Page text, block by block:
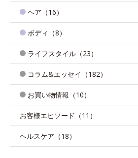
ヘア（16）
ボディ（8）
ライフスタイル（23）
コラム&エッセイ（182）
お買い物情報（10）
お客様エピソード（11）
ヘルスケア（18）